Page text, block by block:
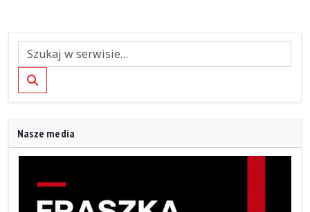
Szukaj
Nasze media